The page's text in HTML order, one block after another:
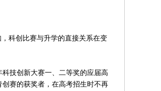
科创比赛与升学的直接关系在变
技创新大赛一、二等奖的应届高
赛的获奖者，在高考招生时不再